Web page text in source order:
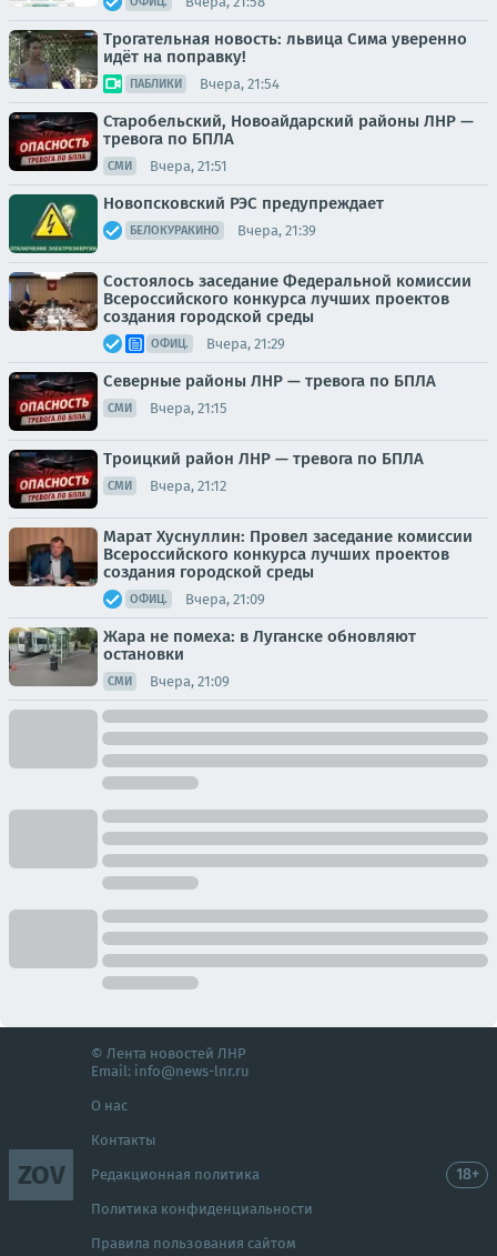
Трогательная новость: львица Сима уверенно
идёт на поправку!
ПАБЛИКИ Вчера, 21:54
Старобельский, Новоайдарский районы ЛНР —
тревога по БПЛА
СМИ Вчера, 21:51
Новопсковский РЭС предупреждает
БЕЛОКУРАКИНО Вчера, 21:39
Состоялось заседание Федеральной комиссии
Всероссийского конкурса лучших проектов
создания городской среды
ОФИЦ. Вчера, 21:29
Северные районы ЛНР — тревога по БПЛА
СМИ Вчера, 21:15
Троицкий район ЛНР — тревога по БПЛА
СМИ Вчера, 21:12
Марат Хуснуллин: Провел заседание комиссии
Всероссийского конкурса лучших проектов
создания городской среды
ОФИЦ. Вчера, 21:09
Жара не помеха: в Луганске обновляют
остановки
СМИ Вчера, 21:09
ZOV
© Лента новостей ЛНР
Email: info@news-lnr.ru
О нас
Контакты
Редакционная политика
Политика конфиденциальности
Правила пользования сайтом
18+